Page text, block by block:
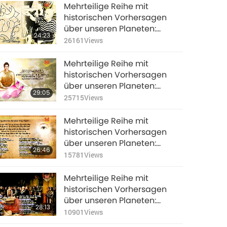
endzeitlichen
Drangsale und die
Wiederkunft (des
Herrn)
Die Prophezeiung von Nam
Sa-go über den König des
Himmels
24:23
Mehrteilige Reihe mit
historischen Vorhersagen
über unseren Planeten:
Prophezeiungen für das
Die prophetischen
Zeichnungen des
argentinischen Sehers
Benjamín Solari Parravicini
26161Views
29:05
Mehrteilige Reihe mit
historischen Vorhersagen
über unseren Planeten:
Prophezeiungen für das
Prophezeiung von Lord
Shakyamuni Buddha über
Maitreya Buddha
25715Views
26:46
Mehrteilige Reihe mit
historischen Vorhersagen
über unseren Planeten:
Prophezeiungen für das
Maitreya Buddha und die
prächtigen und glamourösen
Versammlungen,
15781Views
28:13
Mehrteilige Reihe mit
historischen Vorhersagen
über unseren Planeten:
Prophezeiungen für das
10901Views